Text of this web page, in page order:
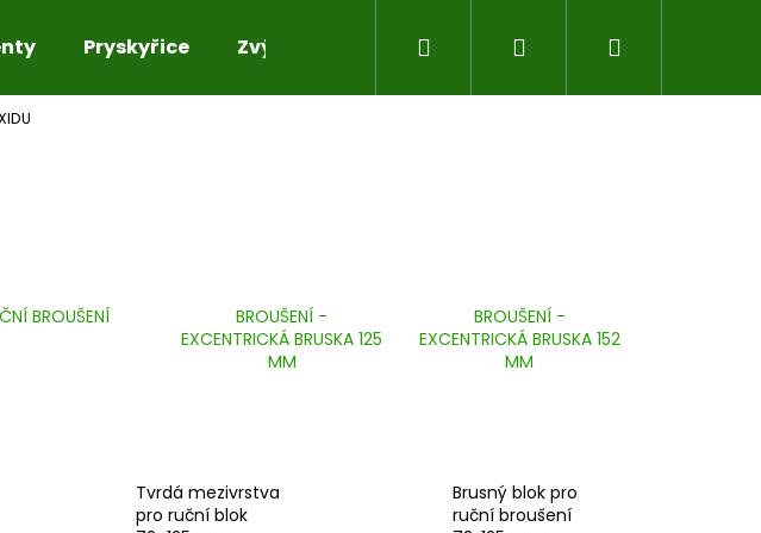
Pryskyřice Zvýhodněné sady pro práci s pryskyřicí
Přihlášení
BROUŠENÍ
BROUŠENÍ -
EXCENTRICKÁ BRUSKA 125
MM
BROUŠENÍ -
EXCENTRICKÁ BRUSKA 152
MM
Tvrdá mezivrstva
pro ruční blok
Brusný blok pro
ruční broušení